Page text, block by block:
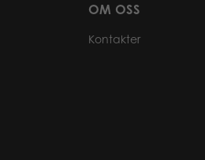
OM OSS
Kontakter